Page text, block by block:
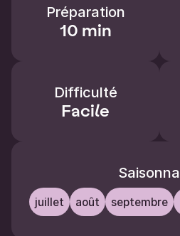
Préparation
10 min
Difficulté
Facile
juillet août septembre